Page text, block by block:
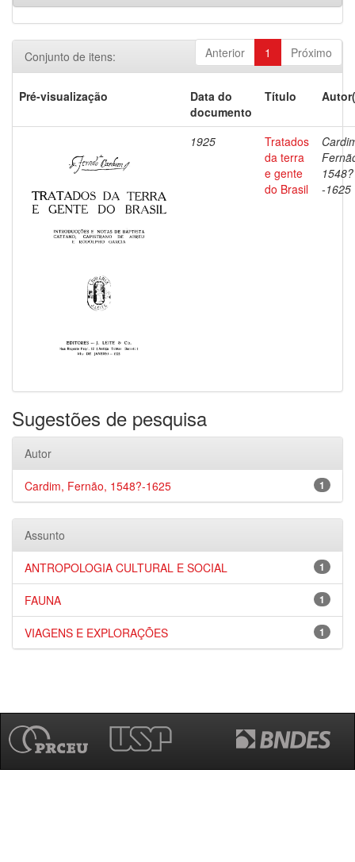
Anterior 1 Próximo
Conjunto de itens:
Pré-visualização
Data do
documento
Título
1925
Tratados
da terra
e gente
do Brasil
1548?
-1625
Sugestões de pesquisa
Autor
1
Cardim, Fernão, 1548?-1625
Assunto
1
ANTROPOLOGIA CULTURAL E SOCIAL
1
FAUNA
1
VIAGENS E EXPLORAÇÕES